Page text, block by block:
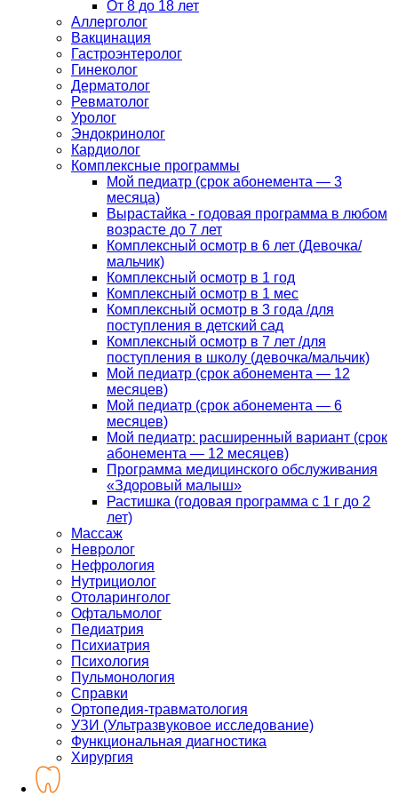
От 8 до 18 лет
Аллерголог
Вакцинация
Гастроэнтеролог
Гинеколог
Дерматолог
Ревматолог
Уролог
Эндокринолог
Кардиолог
Комплексные программы
Мой педиатр (срок абонемента — 3
месяца)
Вырастайка - годовая программа в любом
возрасте до 7 лет
Комплексный осмотр в 6 лет (Девочка/
мальчик)
Комплексный осмотр в 1 год
Комплексный осмотр в 1 мес
Комплексный осмотр в 3 года /для
поступления в детский сад
Комплексный осмотр в 7 лет /для
поступления в школу (девочка/мальчик)
Мой педиатр (срок абонемента — 12
месяцев)
Мой педиатр (срок абонемента — 6
месяцев)
Мой педиатр: расширенный вариант (срок
абонемента — 12 месяцев)
Программа медицинского обслуживания
«Здоровый малыш»
Растишка (годовая программа с 1 г до 2
лет)
Массаж
Невролог
Нефрология
Нутрициолог
Отоларинголог
Офтальмолог
Педиатрия
Психиатрия
Психология
Пульмонология
Справки
Ортопедия-травматология
УЗИ (Ультразвуковое исследование)
Функциональная диагностика
Хирургия